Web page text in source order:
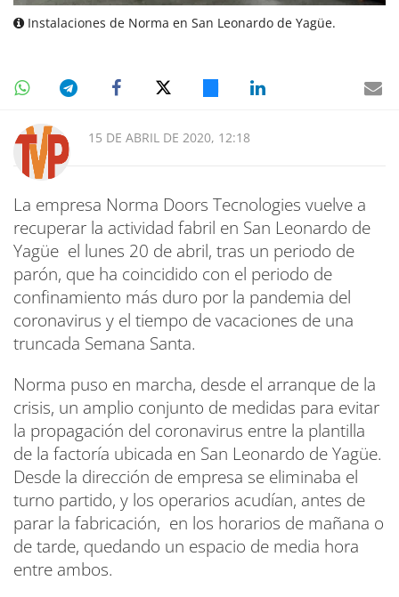
Instalaciones de Norma en San Leonardo de Yagüe.
15 DE ABRIL DE 2020, 12:18
La empresa Norma Doors Tecnologies vuelve a
recuperar la actividad fabril en San Leonardo de
Yagüe el lunes 20 de abril, tras un periodo de
parón, que ha coincidido con el periodo de
confinamiento más duro por la pandemia del
coronavirus y el tiempo de vacaciones de una
truncada Semana Santa.
Norma puso en marcha, desde el arranque de la
crisis, un amplio conjunto de medidas para evitar
la propagación del coronavirus entre la plantilla
de la factoría ubicada en San Leonardo de Yagüe.
Desde la dirección de empresa se eliminaba el
turno partido, y los operarios acudían, antes de
parar la fabricación, en los horarios de mañana o
de tarde, quedando un espacio de media hora
entre ambos.